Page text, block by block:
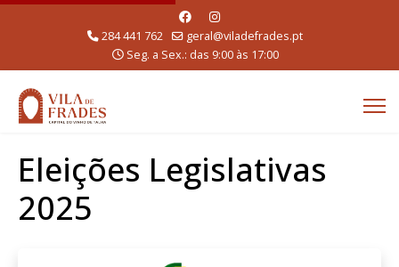
284 441 762
geral@viladefrades.pt
Seg. a Sex.: das 9:00 às 17:00
Eleições Legislativas
2025